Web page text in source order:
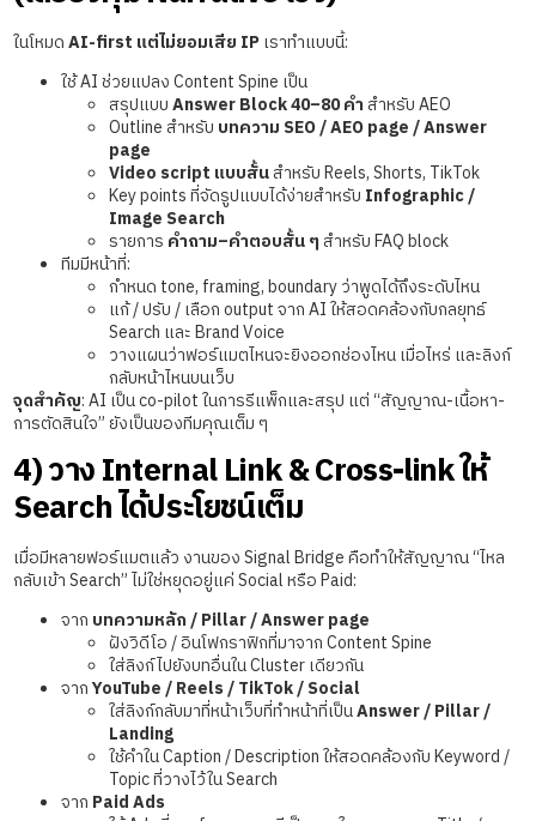
ในโหมดAI-first แต่ไม่ยอมเสีย IP เราทำแบบนี้:
ใช้ AI ช่วยแปลง Content Spine เป็น
สรุปแบบAnswer Block 40–80 คำสำหรับ AEO
Outline สำหรับ บทความ SEO / AEO page / Answer
page
Video script แบบสั้นสำหรับ Reels, Shorts, TikTok
Key points ที่จัดรูปแบบได้ง่ายสำหรับ Infographic /
Image Search
รายการ คำถาม–คำตอบสั้น ๆสำหรับ FAQ block
ทีมมีหน้าที่:
กำหนด tone, framing, boundary ว่าพูดได้ถึงระดับไหน
แก้ / ปรับ / เลือก output จาก AI ให้สอดคล้องกับกลยุทธ์
Search และ Brand Voice
วางแผนว่าฟอร์แมตไหนจะยิงออกช่องไหน เมื่อไหร่ และลิงก์
กลับหน้าไหนบนเว็บ
จุดสำคัญ: AI เป็น co-pilot ในการรีแพ็กและสรุป แต่ “สัญญาณ-เนื้อหา-
การตัดสินใจ” ยังเป็นของทีมคุณเต็ม ๆ
4) วาง Internal Link & Cross-link ให้
Search ได้ประโยชน์เต็ม
เมื่อมีหลายฟอร์แมตแล้ว งานของ Signal Bridge คือทำให้สัญญาณ “ไหล
กลับเข้า Search” ไม่ใช่หยุดอยู่แค่ Social หรือ Paid:
จาก บทความหลัก / Pillar / Answer page
ฝังวิดีโอ / อินโฟกราฟิกที่มาจาก Content Spine
ใส่ลิงก์ไปยังบทอื่นใน Cluster เดียวกัน
จากYouTube / Reels / TikTok / Social
ใส่ลิงก์กลับมาที่หน้าเว็บที่ทำหน้าที่เป็นAnswer / Pillar /
Landing
ใช้คำใน Caption / Description ให้สอดคล้องกับ Keyword /
Topic ที่วางไว้ใน Search
จาก Paid Ads